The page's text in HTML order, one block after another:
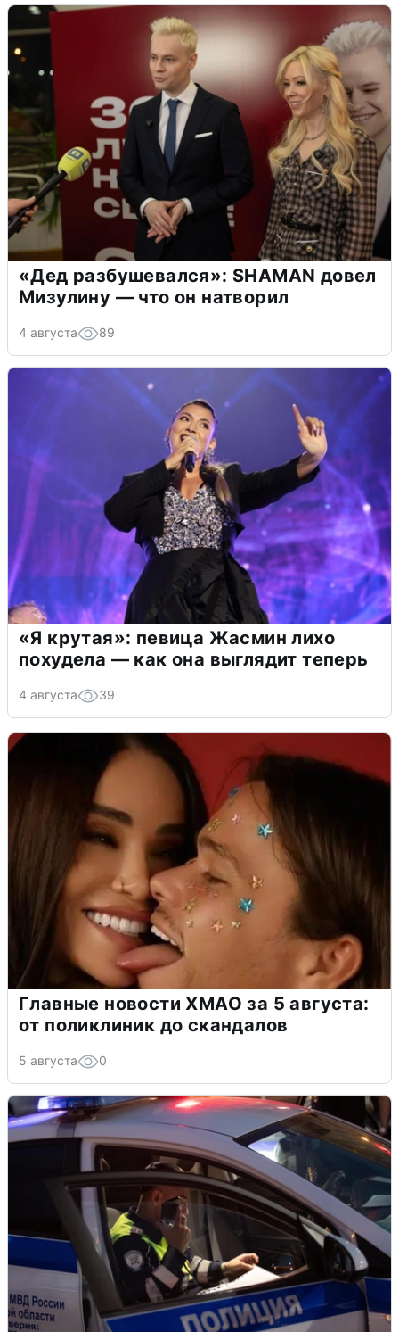
«Дед разбушевался»: SHAMAN довел
Мизулину — что он натворил
4 августа 89
«Я крутая»: певица Жасмин лихо
похудела — как она выглядит теперь
4 августа 39
Главные новости ХМАО за 5 августа:
от поликлиник до скандалов
5 августа 0